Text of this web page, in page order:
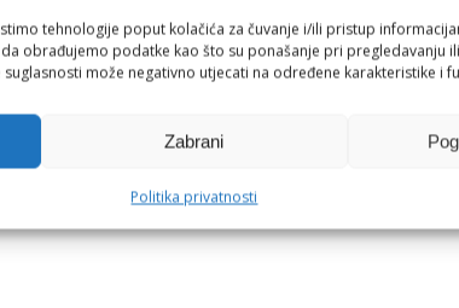
tehnologije poput kolačića za čuvanje i/ili pristup
obrađujemo podatke kao što su ponašanje pri pregledavanju
može negativno utjecati na određene karakteristike i
Zabrani
Politika privatnosti
probioticima koji održavaju zdravlje crijevne
da se bori protiv infekcija i održava